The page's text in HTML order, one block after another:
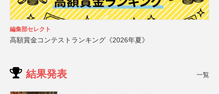
編集部セレクト
高額賞金コンテストランキング《2026年夏》
結果発表 一覧